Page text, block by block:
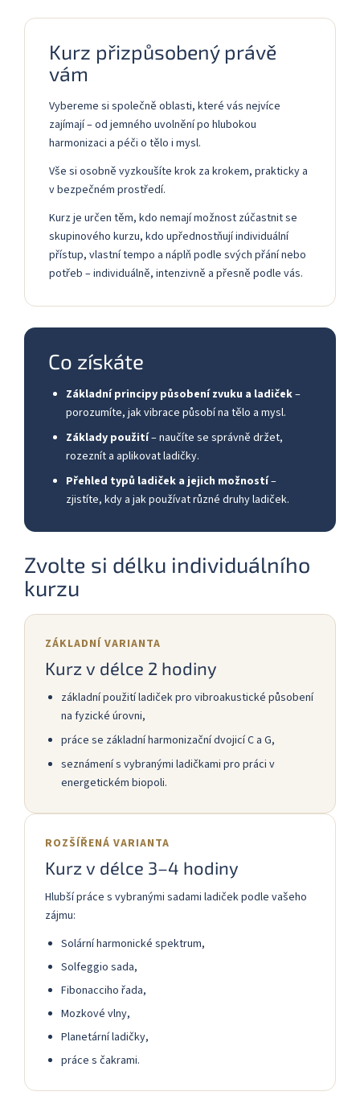
Kurz přizpůsobený právě
vám
Vybereme si společně oblasti, které vás nejvíce
zajímají – od jemného uvolnění po hlubokou
harmonizaci a péči o tělo i mysl.
Vše si osobně vyzkoušíte krok za krokem, prakticky a
v bezpečném prostředí.
Kurz je určen těm, kdo nemají možnost zúčastnit se
skupinového kurzu, kdo upřednostňují individuální
přístup, vlastní tempo a náplň podle svých přání nebo
potřeb – individuálně, intenzivně a přesně podle vás.
Co získáte
Základní principy působení zvuku a ladiček–
porozumíte, jak vibrace působí na tělo a mysl.
Základy použití– naučíte se správně držet,
rozeznít a aplikovat ladičky.
Přehled typů ladiček a jejich možností–
zjistíte, kdy a jak používat různé druhy ladiček.
Zvolte si délku individuálního
kurzu
ZÁKLADNÍ VARIANTA
Kurz v délce 2 hodiny
základní použití ladiček pro vibroakustické působení
na fyzické úrovni,
práce se základní harmonizační dvojicí C a G,
seznámení s vybranými ladičkami pro práci v
energetickém biopoli.
ROZŠÍŘENÁ VARIANTA
Kurz v délce 3–4 hodiny
Hlubší práce s vybranými sadami ladiček podle vašeho
zájmu:
Solární harmonické spektrum,
Solfeggio sada,
Fibonacciho řada,
Mozkové vlny,
Planetární ladičky,
práce s čakrami.